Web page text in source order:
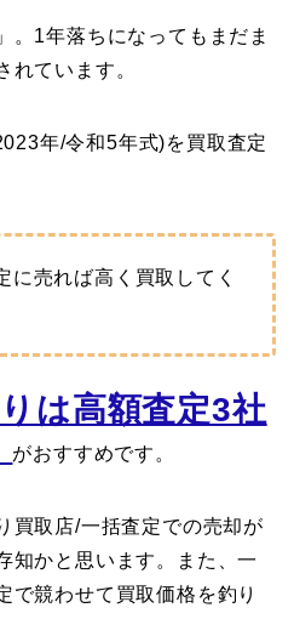
。1年落ちになってもまだま
れています。
年/令和5年式)を買取査定
に売れば高く買取してく
は高額査定3社
がおすすめです。
買取店/一括査定での売却が
知かと思います。また、一
で競わせて買取価格を釣り